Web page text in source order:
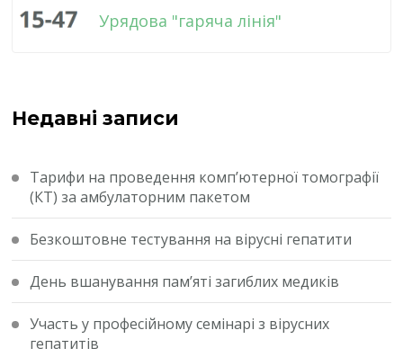
Урядова "гаряча лінія"
Недавні записи
Тарифи на проведення комп’ютерної томографії
(КТ) за амбулаторним пакетом
Безкоштовне тестування на вірусні гепатити
День вшанування пам’яті загиблих медиків
Участь у професійному семінарі з вірусних
гепатитів